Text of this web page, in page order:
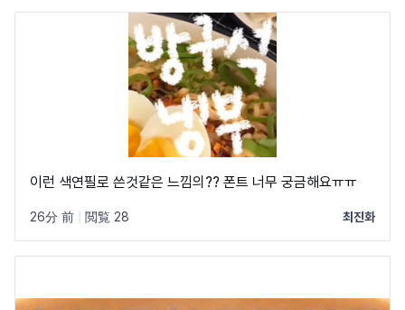
이런 색연필로 쓴것같은 느낌의?? 폰트 너무 궁금해요ㅠㅠ
26分 前 閲覧 28 최진화